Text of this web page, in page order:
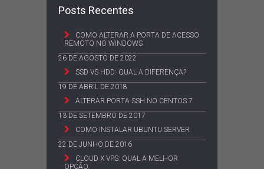
Posts Recentes
COMO ALTERAR A PORTA DE ACESSO
REMOTO NO WINDOWS
26 DE AGOSTO DE 2022
SSD VS HDD: QUAL A DIFERENÇA?
19 DE ABRIL DE 2018
ALTERAR PORTA SSH NO CENTOS 7
13 DE SETEMBRO DE 2017
COMO INSTALAR UBUNTU SERVER
22 DE JUNHO DE 2016
CLOUD X VPS: QUAL A MELHOR
OPÇÃO.